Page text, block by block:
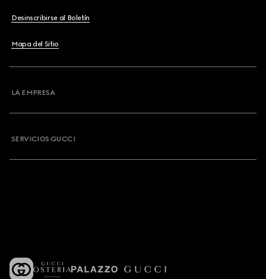
Desinscribirse al Boletín
Mapa del Sitio
LA EMPRESA
SERVICIOS GUCCI